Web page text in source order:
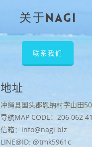
关于NAGI
联系我们
地址
冲绳县国头郡恩纳村字山田
导航MAP CODE：206 062
信箱：info@nagi.biz
LINE@ID: @tmk5961c